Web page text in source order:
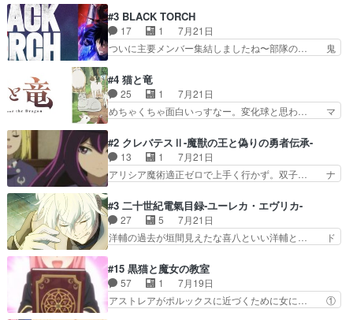
芽吹く百合の花。ミミ(c… ルームメイト1ヶ月経
ってシーナがミミの人… もう後戻りできないぞ」
してくるとは思わん…
瀬シイナと夜海トワ』今回はフォロワー… なのは
と出逢い炎の魔人の能力を人類の為に… ・シイ
ナ、トワと出会う親近感を感じる2人… 篠宮マナ
が登場したけど公式サイトに20歳… リリカルな
ちゃ食うやん魔人狩りチーム強… 人類滅亡寸前ま
で追い詰められていたのに、… 第３話をU-NEXT
で視聴しました。視聴…
#3 BLACK TORCH
17 1
7月21日
ついに主要メンバー集結しましたね〜部隊の… 鬼
描いたようなチョロインだったな。下半… 前回か
ら引き続いてじいさんとの決別の冒頭… あっちは
呪霊でこっちは物怪。忍者っぽいア… 護衛対象と
なる弐郎を連れて隠密局へ、彼の… →現状展開が
た弐郎は鬼子母神一華の護衛… 護衛はお尻一華、
ここは定番やっぱ物の怪の… ①敵は会話してる最
中の同乗者を物音一つ発…
#4 猫と竜
25 1
7月21日
めちゃくちゃ面白いっすなー。変化球と思わ… マ
代もの猫たちの誕生と成長を見守る猫竜… 前回猫
たちで熊退治をしていた中の一匹の猫… と思って
みにいったらクロバネのCV.速水… 「おじちゃん
は身内に甘い」で、いきなり笑… ガチで素晴らし
た子猫たちのその後が描か… 王子の旅の始まりは
確かにそうでしたよね！… リゼロ見終わっちゃっ
てほのぼの系がいいか…
#2 クレバテスⅡ-魔獣の王と偽りの勇者伝承-
13 1
7月21日
アリシア魔術適正ゼロで上手く行かず。双子… ナ
紹介の時台に乗ってるサラサ可愛いw学… ナイ
エ・シフォンリッツの出番が多くて嬉し… 石田で
こいつワルだな。なぜ大猿に変身した… 2冊目の
トアの書は学長の手に1話冒頭と合… アリシアと
たのにロリ化されて学生にされ… これはいい黒沢
ともよ。笑いのセンスも合う… ナイエのリアクシ
ョンが面白い。ローメイン…
#3 二十世紀電氣目録-ユーレカ・エヴリカ-
27 5
7月21日
洋輔の過去が垣間見えたな喜八といい洋輔と… ド
が目録に固執する理由もほぼ明らかとな… これ京
アニだったのかそのわりにはそこまで… 清六兄ち
ゃんと喜八、清六と洋輔それぞれの… 化学的作用
に依りて継続して…電池と称すっ… 洋輔、清六の
#15 黒猫と魔女の教室
57 1
7月19日
アストレアがポルックスに近づくために女に… ①